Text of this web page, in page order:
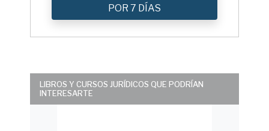
POR 7 DÍAS
LIBROS Y CURSOS JURÍDICOS QUE PODRÍAN
INTERESARTE